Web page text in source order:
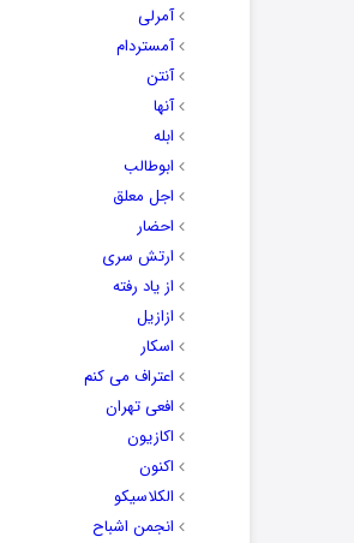
آمرلی
آمستردام
آنتن
آنها
ابله
ابوطالب
اجل معلق
احضار
ارتش سری
از یاد رفته
ازازیل
اسکار
اعتراف می کنم
افعی تهران
اکازیون
اکنون
الکلاسیکو
انجمن اشباح